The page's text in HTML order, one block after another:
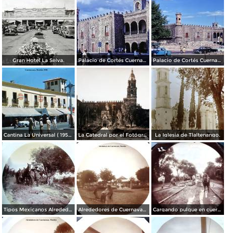
Gran Hotel La Selva. Palacio de Cortés Cuernavaca Morelos 1967 Palacio de Cortés Cuernavaca Morelos 1967
Cantina La Universal ( 1950 ). La Catedral por el Fotógrafo Hugo Brehme. La Iglesia de Tlaltenango.
Tipos Mexicanos Alrededores de Cuernavaca Morelos.. Alrededores de Cuernavaca Morelos. Cargando pulque en cueros de puerco Alrededores de Cuernavaca Morelos.